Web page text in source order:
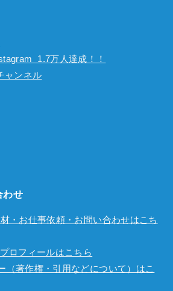
1.7万人達成！！
ャンネル
わせ
・お仕事依頼・お問い合わせはこち
ロフィールはこちら
（著作権・引用などについて）はこ